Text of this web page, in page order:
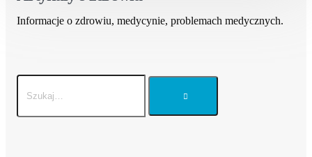
Informacje o zdrowiu, medycynie, problemach medycznych.